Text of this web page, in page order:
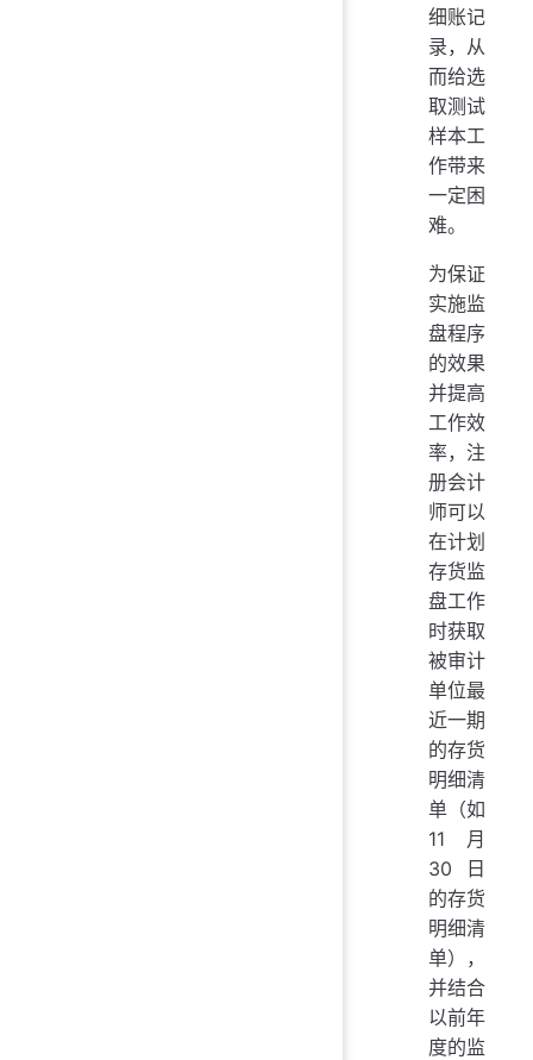
细账记
录，从
而给选
取测试
样本工
作带来
一定困
难。
为保证
实施监
盘程序
的效果
并提高
工作效
率，注
册会计
师可以
在计划
存货监
盘工作
时获取
被审计
单位最
近一期
的存货
明细清
单（如
11月
30日
的存货
明细清
单），
并结合
以前年
度的监